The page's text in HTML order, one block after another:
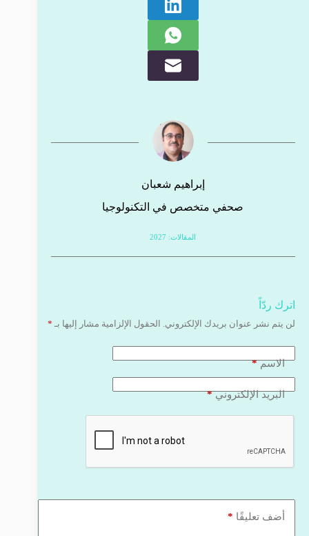
إبراهيم شعبان
صحفي متخصص في التكنولوجيا
المقالات: 2027
اترك ردّاً
لن يتم نشر عنوان بريدك الإلكتروني. الحقول الإلزامية مشار إليها بـ *
الاسم*
البريد الإلكتروني*
أضف تعليقًا *